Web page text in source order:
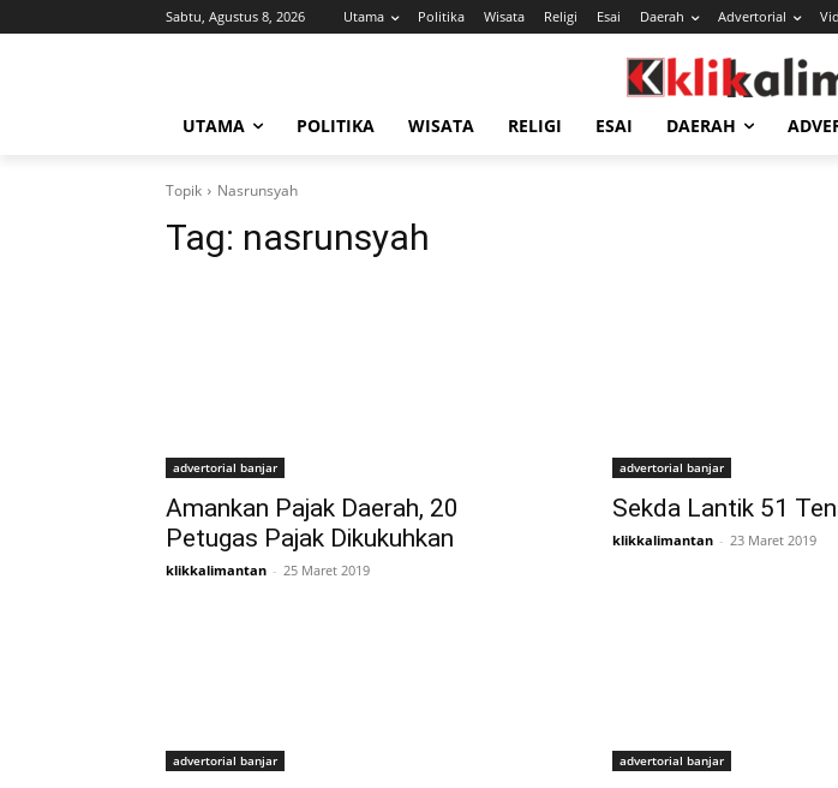
Sabtu, Agustus 8, 2026 Utama Politika Wisata Religi Esai Daerah Advertorial
UTAMA POLITIKA WISATA RELIGI ESAI DAERAH
Topik Nasrunsyah
Tag: nasrunsyah
advertorial banjar
Amankan Pajak Daerah, 20
Petugas Pajak Dikukuhkan
klikkalimantan - 25 Maret 2019
advertorial banjar
Sekda Lantik 51
klikkalimantan - 23 Maret 2019
advertorial banjar advertorial banjar